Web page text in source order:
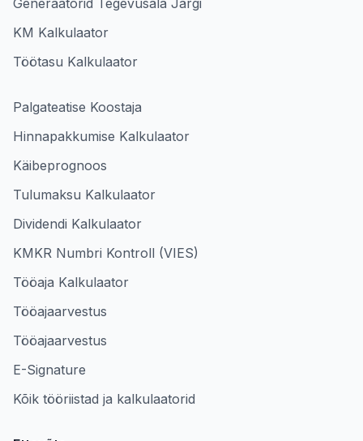
Generaatorid Tegevusala Järgi
KM Kalkulaator
Töötasu Kalkulaator
Palgateatise Koostaja
Hinnapakkumise Kalkulaator
Käibeprognoos
Tulumaksu Kalkulaator
Dividendi Kalkulaator
KMKR Numbri Kontroll (VIES)
Tööaja Kalkulaator
Tööajaarvestus
Tööajaarvestus
E-Signature
Kõik tööriistad ja kalkulaatorid